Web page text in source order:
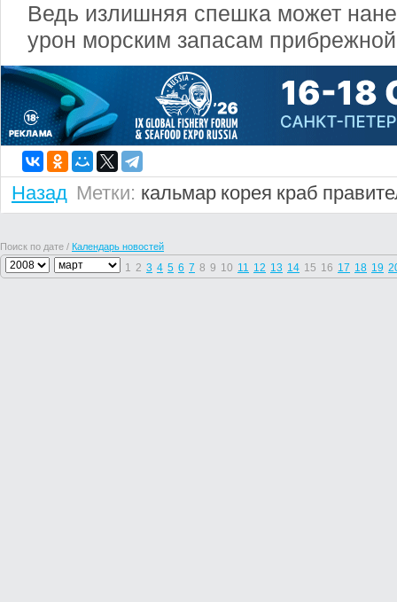
Ведь излишняя спешка может
урон морским запасам
Назад Метки: кальмар корея краб
Поиск по дате / Календарь новостей
1 2 3 4 5 6 7 8 9 10 11 12 13 14 15 16 17 18 19